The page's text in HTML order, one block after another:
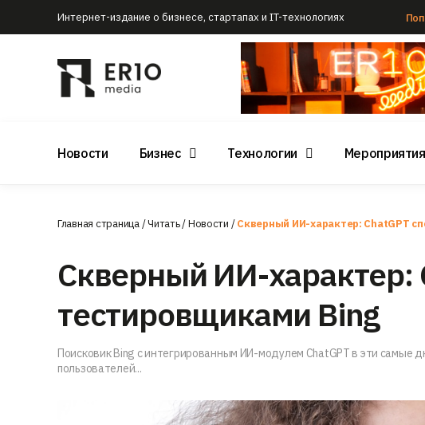
Интернет-издание о бизнесе, стартапах и IT-технологиях
Новости Бизнес Технологии Мероприятия
Главная страница/Читать/Новости /Скверный ИИ-характер: ChatGPT
Скверный ИИ-характер:
тестировщиками Bing
Поисковик Bing с интегрированным ИИ-модулем ChatGPT в эти самые
пользователей...